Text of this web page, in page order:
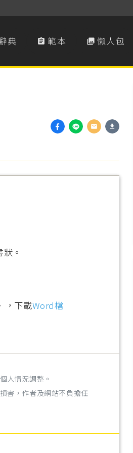
典  範本  懶人包
。
，下載Word檔
人情況調整。
害，作者及網站不負擔任